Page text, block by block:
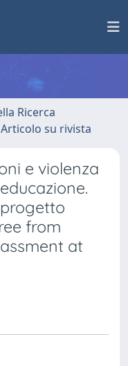
Ricerca
Articolo su rivista
e violenza
from
at